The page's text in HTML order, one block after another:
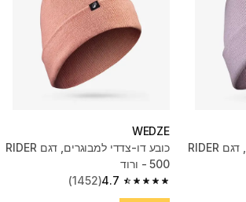
כובע דו-צדדי למבוגרים, דגם RIDER
WEDZE
כובע דו-צדדי למבוגרים, דגם RIDER
500 - ורוד
4.7
4.7 out of 5 stars from 1452 reviews
(1452)